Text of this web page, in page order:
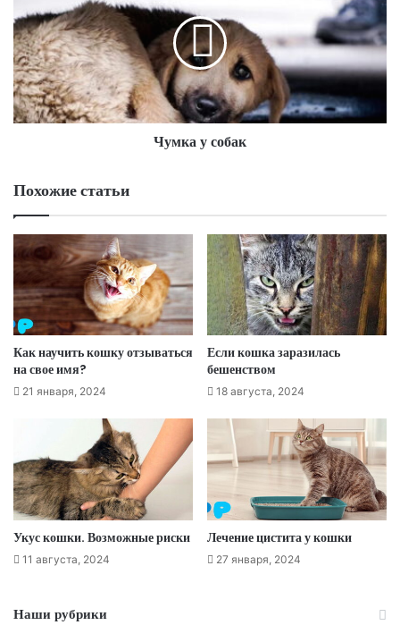
Чумка у собак
Похожие статьи
Как научить кошку отзываться
на свое имя?
21 января, 2024
Если кошка заразилась
бешенством
18 августа, 2024
Укус кошки. Возможные риски
11 августа, 2024
Лечение цистита у кошки
27 января, 2024
Наши рубрики